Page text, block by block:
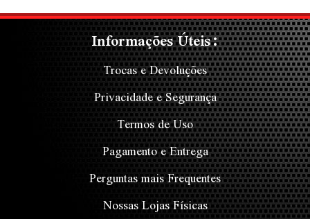
Informações Úteis:
Trocas e Devoluções
Privacidade e Segurança
Termos de Uso
Pagamento e Entrega
Perguntas mais Frequentes
Nossas Lojas Físicas